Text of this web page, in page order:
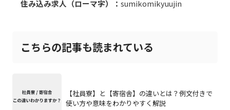
住み込み求人（ローマ字）： sumikomikyuujin
こちらの記事も読まれている
【社員寮】と【寄宿舎】の違いとは？例文付きで
使い方や意味をわかりやすく解説